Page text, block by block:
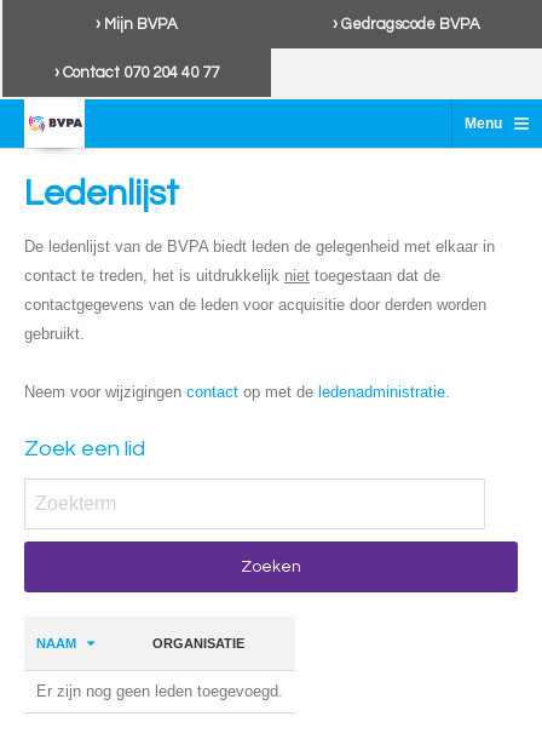
› Mijn BVPA › Gedragscode BVPA
› Contact 070 204 40 77
Menu ≡
Ledenlijst
De ledenlijst van de BVPA biedt leden de gelegenheid met elkaar in
contact te treden, het is uitdrukkelijk niet toegestaan dat de
contactgegevens van de leden voor acquisitie door derden worden
gebruikt.
Neem voor wijzigingen contact op met de ledenadministratie.
Zoek een lid
NAAM ORGANISATIE
Er zijn nog geen leden toegevoegd.